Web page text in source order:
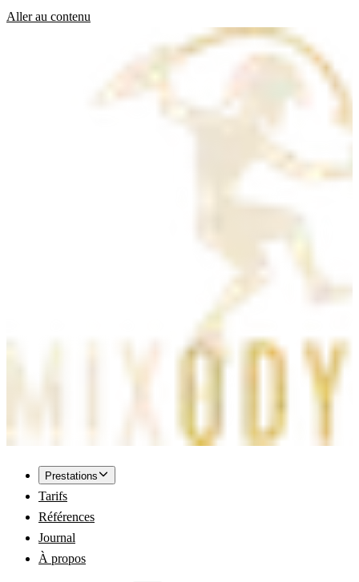
Aller au contenu
Prestations
Tarifs
Références
Journal
À propos